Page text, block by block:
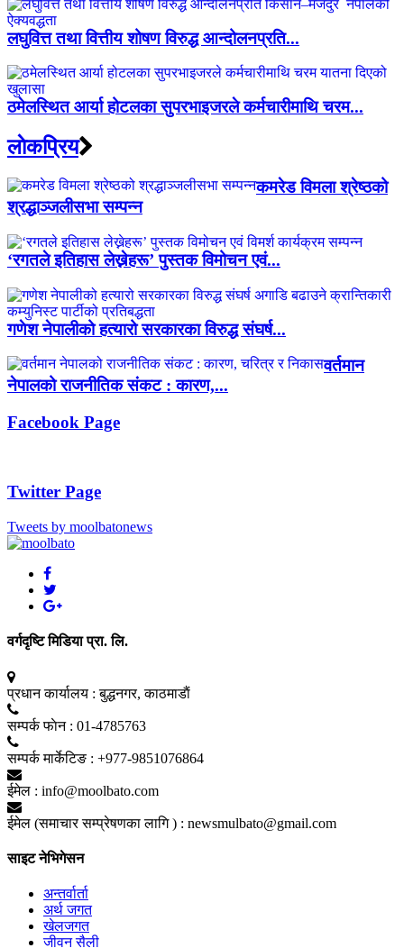
लघुवित्त तथा वित्तीय शोषण विरुद्ध आन्दोलनप्रति...
ठमेलस्थित आर्या होटलका सुपरभाइजरले कर्मचारीमाथि चरम...
लाेकप्रिय
कमरेड विमला श्रेष्ठको
श्रद्धाञ्जलीसभा सम्पन्न
‘रगतले इतिहास लेख्नेहरू’ पुस्तक विमोचन एवं...
गणेश नेपालीको हत्यारो सरकारका विरुद्ध संघर्ष...
वर्तमान
नेपालको राजनीतिक संकट : कारण,...
Facebook Page
Twitter Page
Tweets by moolbatonews
वर्गदृष्टि मिडिया प्रा. लि.
प्रधान कार्यालय : बुद्धनगर, काठमाडाैं
सम्पर्क फाेन : 01-4785763
सम्पर्क मार्केटिङ : +977-9851076864
ईमेल : info@moolbato.com
ईमेल (समाचार सम्प्रेषणका लागि ) : newsmulbato@gmail.com
साइट नेभिगेसन
अन्तर्वार्ता
अर्थ जगत
खेलजगत
जीवन सैली